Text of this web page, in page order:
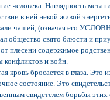
человека. Наглядность
в ней некой живой
чашей, (означая его
общество свято блюсти и
от плесени содержимое
конфликтов и войн.
кровь бросается в глаза. Это
состояние. Это
свидетелем борьбы этих